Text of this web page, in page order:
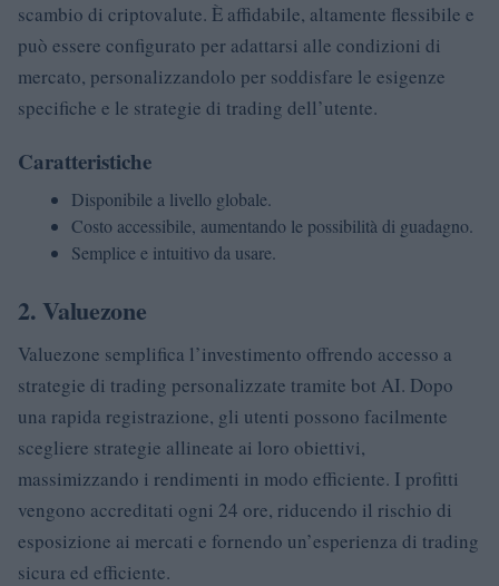
scambio di criptovalute. È affidabile, altamente flessibile e
può essere configurato per adattarsi alle condizioni di
mercato, personalizzandolo per soddisfare le esigenze
specifiche e le strategie di trading dell’utente.
Caratteristiche
Disponibile a livello globale.
Costo accessibile, aumentando le possibilità di guadagno.
Semplice e intuitivo da usare.
2. Valuezone
Valuezone semplifica l’investimento offrendo accesso a
strategie di trading personalizzate tramite bot AI. Dopo
una rapida registrazione, gli utenti possono facilmente
scegliere strategie allineate ai loro obiettivi,
massimizzando i rendimenti in modo efficiente. I profitti
vengono accreditati ogni 24 ore, riducendo il rischio di
esposizione ai mercati e fornendo un’esperienza di trading
sicura ed efficiente.